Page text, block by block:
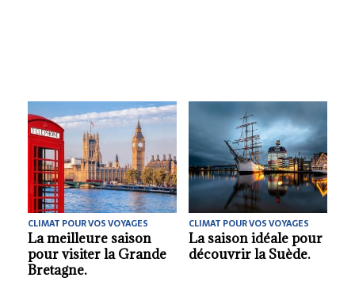
CLIMAT POUR VOS VOYAGES
Quelle meilleure
saison pour découvrir
l’Estonie ?.
CLIMAT POUR VOS VOYAGES
La meilleure saison
pour découvrir